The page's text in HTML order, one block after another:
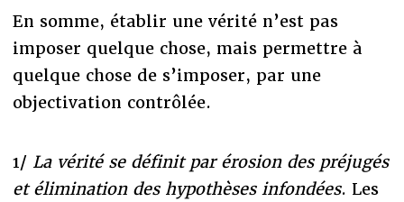
En somme, établir une vérité n’est pas
imposer quelque chose, mais permettre à
quelque chose de s’imposer, par une
objectivation contrôlée.
1/ La vérité se définit par érosion des préjugés
et élimination des hypothèses infondées. Les